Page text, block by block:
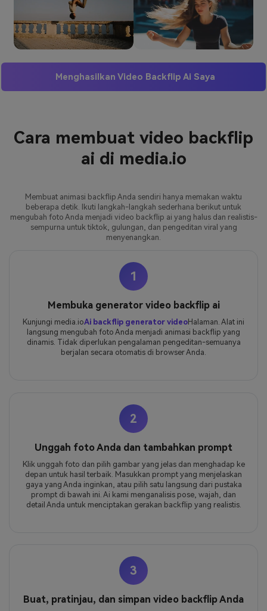
Menghasilkan Video Backflip Ai Saya
Cara membuat video backflip
ai di media.io
Membuat animasi backflip Anda sendiri hanya memakan waktu
beberapa detik. Ikuti langkah-langkah sederhana berikut untuk
mengubah foto Anda menjadi video backflip ai yang halus dan realistis-
sempurna untuk tiktok, gulungan, dan pengeditan viral yang
menyenangkan.
1
Membuka generator video backflip ai
Kunjungi media.ioAi backflip generator videoHalaman. Alat ini
langsung mengubah foto Anda menjadi animasi backflip yang
dinamis. Tidak diperlukan pengalaman pengeditan-semuanya
berjalan secara otomatis di browser Anda.
2
Unggah foto Anda dan tambahkan prompt
Klik unggah foto dan pilih gambar yang jelas dan menghadap ke
depan untuk hasil terbaik. Masukkan prompt yang menjelaskan
gaya yang Anda inginkan, atau pilih satu langsung dari pustaka
prompt di bawah ini. Ai kami menganalisis pose, wajah, dan
detail Anda untuk menciptakan gerakan backflip yang realistis.
3
Buat, pratinjau, dan simpan video backflip Anda